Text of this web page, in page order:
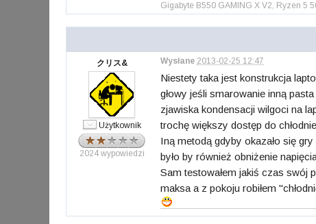
Gigabyte B550 GAMING X V2, Ryzen 5
クリス&
Użytkownik
2024 wypowiedzi
Wysłane 2013-02-25 12:47
Niestety taka jest konstrukcja
głowy jeśli smarowanie inną
zjawiska kondensacji wilgoci na
trochę większy dostęp do
Iną metodą gdyby okazało się
było by również obniżenie
Sam testowałem jakiś czas swój
maksa a z pokoju robiłem